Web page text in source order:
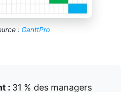
: GanttPro
: 31 % des managers